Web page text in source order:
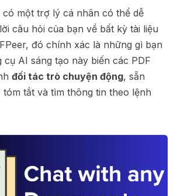
một trợ lý cá nhân có thể dễ
câu hỏi của bạn về bất kỳ tài liệu
đó chính xác là những gì bạn
cụ AI sáng tạo này biến các PDF
đối tác trò chuyện động, sẵn
tắt và tìm thông tin theo lệnh